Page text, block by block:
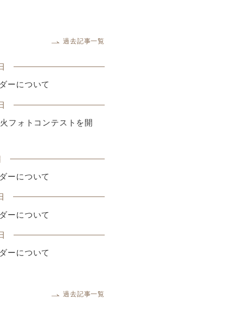
過去記事一覧
ーについて
フォトコンテストを開
ーについて
ーについて
ーについて
過去記事一覧